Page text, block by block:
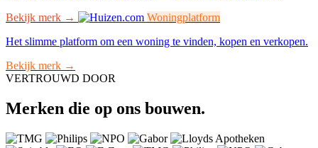
Bekijk merk →
Woningplatform
Het slimme platform om een woning te vinden, kopen en verkopen.
Bekijk merk →
VERTROUWD DOOR
Merken die op ons bouwen.